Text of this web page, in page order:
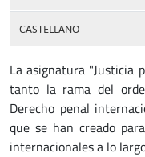
CASTELLANO
La asignatura "Justicia
tanto la rama del
Derecho penal
que se han creado
internacionales a lo